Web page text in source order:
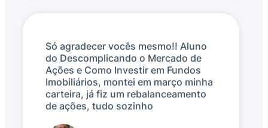
Só agradecer vocês mesmo!! Aluno
do Descomplicando o Mercado de
Ações e Como Investir em Fundos
Imobiliários, montei em março minha
carteira, já fiz um rebalanceamento
de ações, tudo sozinho